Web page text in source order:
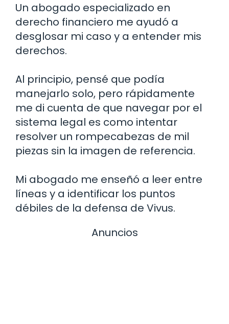
Un abogado especializado en
derecho financiero me ayudó a
desglosar mi caso y a entender mis
derechos.
Al principio, pensé que podía
manejarlo solo, pero rápidamente
me di cuenta de que navegar por el
sistema legal es como intentar
resolver un rompecabezas de mil
piezas sin la imagen de referencia.
Mi abogado me enseñó a leer entre
líneas y a identificar los puntos
débiles de la defensa de Vivus.
Anuncios